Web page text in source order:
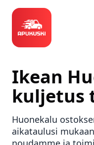
Ikean
kuljetus
Huonekalu
aikataulusi